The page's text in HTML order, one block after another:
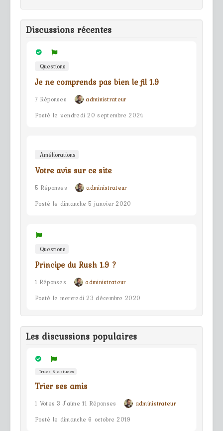
Discussions récentes
Questions
Je ne comprends pas bien le fil 1.9
7 Réponses
administrateur
Posté le vendredi 20 septembre 2024
Améliorations
Votre avis sur ce site
5 Réponses
administrateur
Posté le dimanche 5 janvier 2020
Questions
Principe du Rush 1.9 ?
1 Réponses
administrateur
Posté le mercredi 23 décembre 2020
Les discussions populaires
Trucs & astuces
Trier ses amis
1 Votes 3 J'aime 11 Réponses
administrateur
Posté le dimanche 6 octobre 2019